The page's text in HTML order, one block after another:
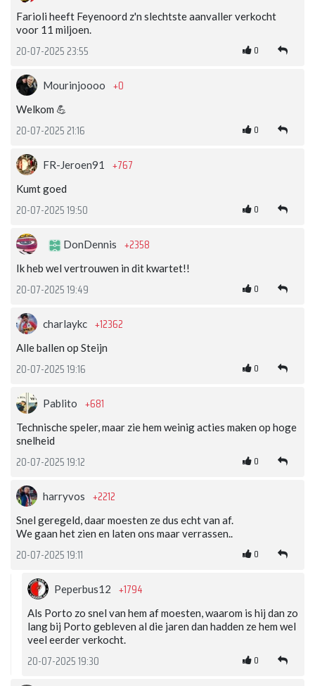
Farioli heeft Feyenoord z'n slechtste aanvaller verkocht
voor 11 miljoen.
20-07-2025 23:55 0
Mourinjoooo +0
Welkom 💪
20-07-2025 21:16 0
FR-Jeroen91 +767
Kumt goed
20-07-2025 19:50 0
DonDennis +2358
Ik heb wel vertrouwen in dit kwartet!!
20-07-2025 19:49 0
charlaykc +12362
Alle ballen op Steijn
20-07-2025 19:16 0
Pablito +681
Technische speler, maar zie hem weinig acties maken op hoge
snelheid
20-07-2025 19:12 0
harryvos +2212
Snel geregeld, daar moesten ze dus echt van af.
We gaan het zien en laten ons maar verrassen..
20-07-2025 19:11 0
Peperbus12 +1794
Als Porto zo snel van hem af moesten, waarom is hij dan zo
lang bij Porto gebleven al die jaren dan hadden ze hem wel
veel eerder verkocht.
20-07-2025 19:30 0